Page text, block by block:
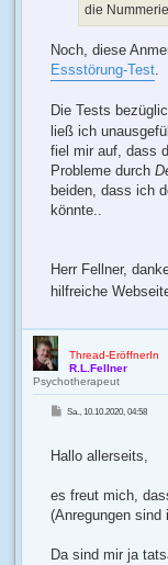
die
Noch, diese
Essstörung-Test
Die Tests
ließ ich
fiel mir auf, dass
Probleme durch
beiden, dass ich
könnte..
Herr Fellner,
hilfreiche
Thread-EröffnerIn
R.L.Fellner
Psychotherapeut
e
a
g
Sa., 10.10.2020, 04:58
Hallo allerseits,
es freut mich,
(Anregungen sind
Da sind mir ja